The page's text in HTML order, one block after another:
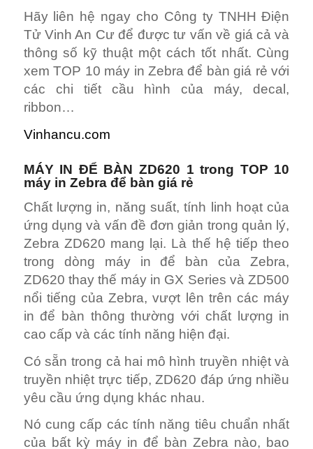
Hãy liên hệ ngay cho Công ty TNHH Điện
Tử Vinh An Cư để được tư vấn về giá cả và
thông số kỹ thuật một cách tốt nhất. Cùng
xem TOP 10 máy in Zebra để bàn giá rẻ với
các chi tiết cầu hình của máy, decal,
ribbon…
Vinhancu.com
MÁY IN ĐỂ BÀN ZD620 1 trong TOP 10
máy in Zebra để bàn giá rẻ
Chất lượng in, năng suất, tính linh hoạt của
ứng dụng và vấn đề đơn giản trong quản lý,
Zebra ZD620 mang lại. Là thế hệ tiếp theo
trong dòng máy in để bàn của Zebra,
ZD620 thay thế máy in GX Series và ZD500
nổi tiếng của Zebra, vượt lên trên các máy
in để bàn thông thường với chất lượng in
cao cấp và các tính năng hiện đại.
Có sẵn trong cả hai mô hình truyền nhiệt và
truyền nhiệt trực tiếp, ZD620 đáp ứng nhiều
yêu cầu ứng dụng khác nhau.
Nó cung cấp các tính năng tiêu chuẩn nhất
của bất kỳ máy in để bàn Zebra nào, bao